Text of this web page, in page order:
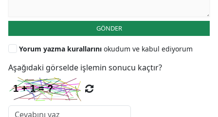
GÖNDER
Yorum yazma kurallarını okudum ve kabul ediyorum
Aşağıdaki görselde işlemin sonucu kaçtır?